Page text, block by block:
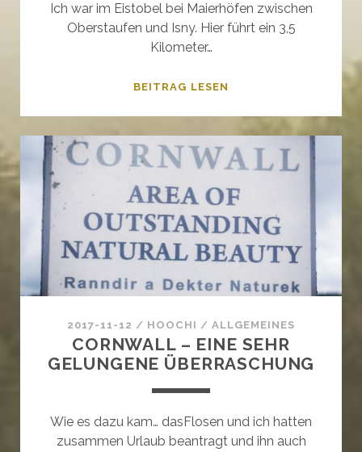
Ich war im Eistobel bei Maierhöfen zwischen
Oberstaufen und Isny. Hier führt ein 3,5
Kilometer…
BEITRAG LESEN
SPAZIERGANG
DEN
BEI
MAIERHÖFEN
2017-11-12 / HOOCHI / ALLGEMEINES
CORNWALL – EINE SEHR
GELUNGENE ÜBERRASCHUNG
Wie es dazu kam… dasFlosen und ich hatten
zusammen Urlaub beantragt und ihn auch